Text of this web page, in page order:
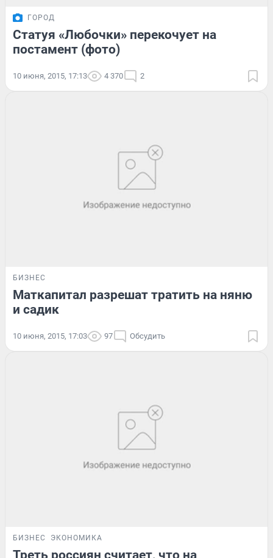
ГОРОД
Статуя «Любочки» перекочует на
постамент (фото)
10 июня, 2015, 17:13 4 370 2
БИЗНЕС
Маткапитал разрешат тратить на няню
и садик
10 июня, 2015, 17:03 97 Обсудить
БИЗНЕС ЭКОНОМИКА
Треть россиян считает, что на